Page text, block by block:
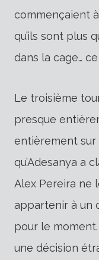
commençaient
qu’ils sont plus
dans la cage…
Le troisième
presque
entièrement sur
qu’Adesanya a
Alex Pereira ne
appartenir à un
pour le
une décision